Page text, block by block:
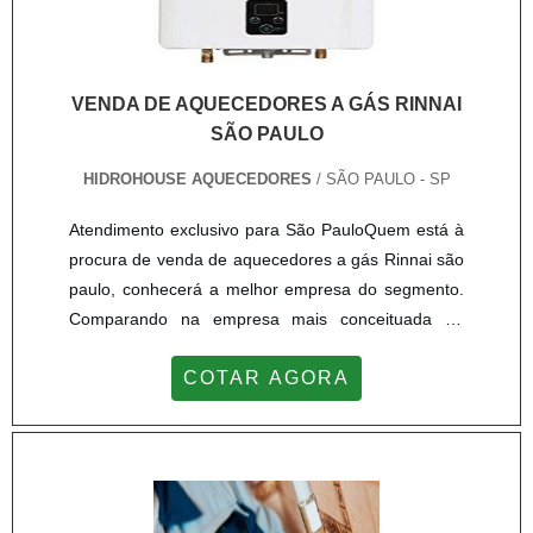
VENDA DE AQUECEDORES A GÁS RINNAI
SÃO PAULO
HIDROHOUSE AQUECEDORES / SÃO PAULO - SP
Atendimento exclusivo para São PauloQuem está à
procura de venda de aquecedores a gás Rinnai são
paulo, conhecerá a melhor empresa do segmento.
Comparando na empresa mais conceituada do
qualidade da área de atuação.Quando a busca é
com os colaboradores da Hidrohouse Aquecedores
técnica especializada.MAIS SOBRE VENDA DE
AQUECEDORES A GÁS RINNAI SÃO PAULOA
COTAR AGORA